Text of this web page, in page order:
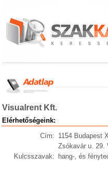
Visualrent Kft.
Elérhetőségeink:
Cím: 1154 Budapest
Zsókavár u. 29.
Kulcsszavak:
hang-, és